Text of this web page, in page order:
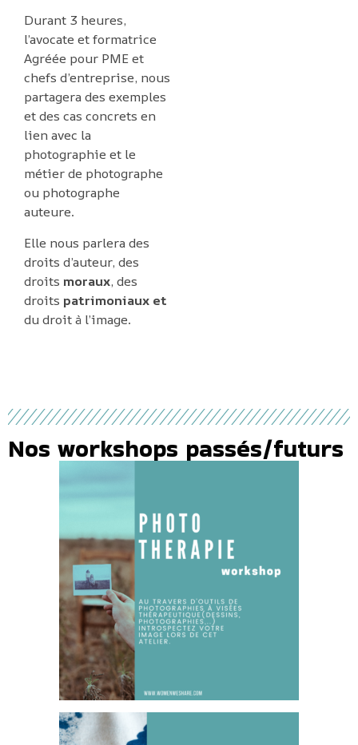
Durant 3 heures,
l’avocate et formatrice
Agréée pour PME et
chefs d’entreprise, nous
partagera des exemples
et des cas concrets en
lien avec la
photographie et le
métier de photographe
ou photographe
auteure.
Elle nous parlera des
droits d’auteur, des
droits moraux, des
droits patrimoniaux et
du droit à l’image.
Nos workshops passés/futurs